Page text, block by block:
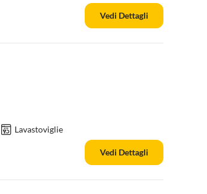
Vedi Dettagli
Lavastoviglie
Vedi Dettagli